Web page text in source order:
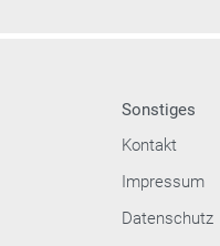
Sonstiges
Kontakt
Impressum
Datenschutz